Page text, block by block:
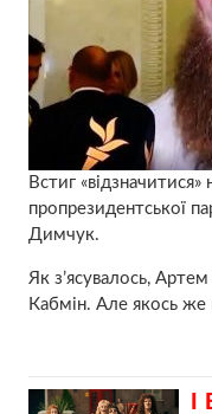
Встиг
пропрезидентської
Димчук.
Як з’ясувалось,
Кабмін. Але якось же